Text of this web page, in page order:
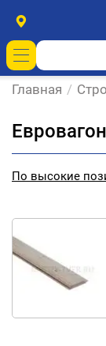
Главная /
По высокие